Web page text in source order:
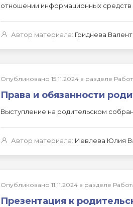
отношении информационных
Автор материала: Гриднева
Опубликовано 15.11.2024 в разделе
Права и обязанности
Выступление на родительском
Автор материала: Иевлева Юлия
Опубликовано 11.11.2024 в разделе
Презентация к